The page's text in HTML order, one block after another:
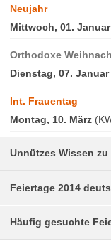
Neujahr
Mittwoch, 01. Januar
Orthodoxe
Dienstag, 07. Januar
Int. Frauentag
Montag, 10. März
Unnützes Wissen
Feiertage 2014
Häufig gesuchte